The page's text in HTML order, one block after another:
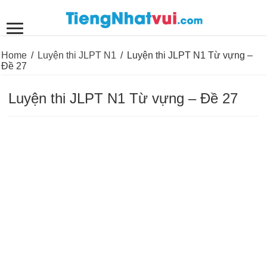
Home / Luyện thi JLPT N1 / Luyện thi JLPT N1 Từ vựng –
Đề 27
Luyện thi JLPT N1 Từ vựng – Đề 27